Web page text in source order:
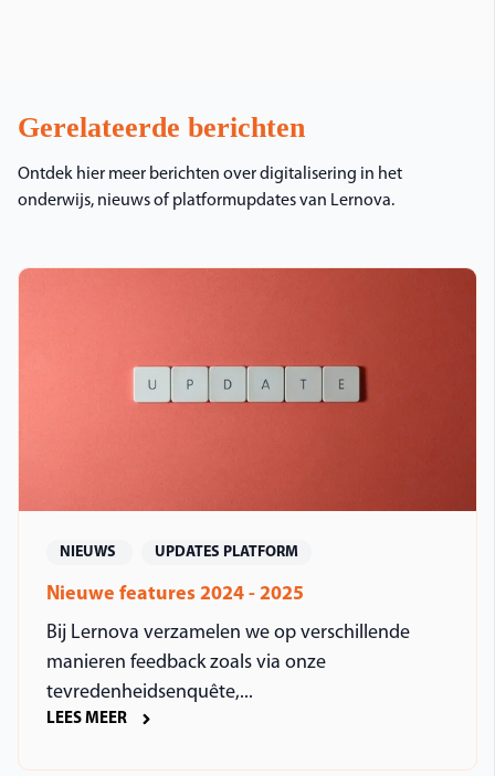
Gerelateerde berichten
Ontdek hier meer berichten over digitalisering in het
onderwijs, nieuws of platformupdates van Lernova.
NIEUWS UPDATES PLATFORM
Nieuwe features 2024 - 2025
Bij Lernova verzamelen we op verschillende
manieren feedback zoals via onze
tevredenheidsenquête,...
LEES MEER